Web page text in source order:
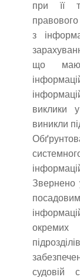
при її
з
що
виклики
виникли
Звернено
окремих
судовій